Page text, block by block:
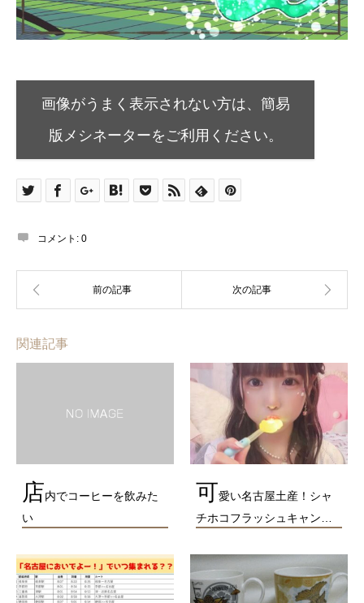
画像がうまく表示されない方は、簡易
版メシネーターをご利用ください。
コメント: 0
関連記事
店内でコーヒーを飲みた
い
可愛い名古屋土産！シャ
チホコフラッシュキャン…